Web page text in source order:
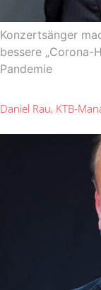
Konzertsänger
bessere „Corona-
Pandemie
Daniel Rau, KTB-